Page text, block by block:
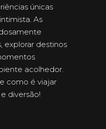
únicas
As
explorar destinos
acolhedor.
como é viajar
diversão!